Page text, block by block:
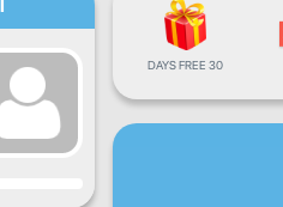
30 DAYS FREE